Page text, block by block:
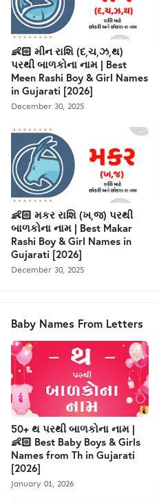
👶🏻 મીન રાશિ (દ,ચ,ઝ,થ)
પરથી બાળકોના નામ | Best
Meen Rashi Boy & Girl Names
in Gujarati [2026]
December 30, 2025
👶🏻 મકર રાશિ (ખ,જ) પરથી
બાળકોના નામ | Best Makar
Rashi Boy & Girl Names in
Gujarati [2026]
December 30, 2025
Baby Names From Letters
50+ થ પરથી બાળકોના નામ |
👶🏻 Best Baby Boys & Girls
Names from Th in Gujarati
[2026]
January 01, 2026